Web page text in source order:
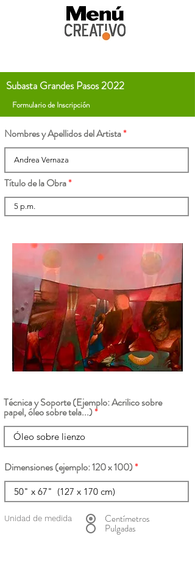
Subasta Grandes Pasos 2022
Formulario de Inscripción
Nombres y Apellidos del Artista
Título de la Obra
Técnica y Soporte (Ejemplo: Acrilico sobre
papel, óleo sobre tela...)
Dimensiones (ejemplo: 120 x 100)
Unidad de medida Centímetros
Pulgadas